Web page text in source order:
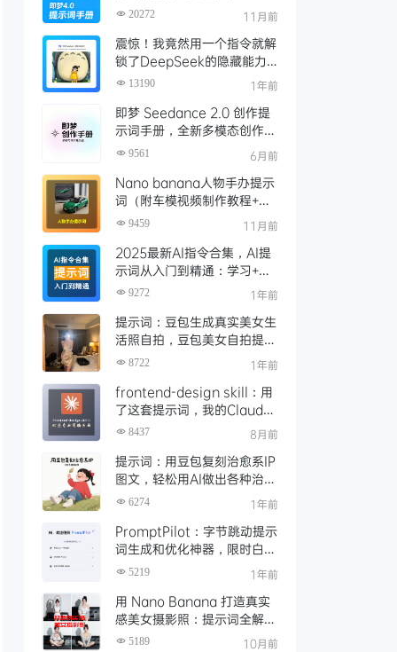
20272 11月前
震惊！我竟然用一个指令就解
锁了DeepSeek的隐藏能力
Ai绘画功能，吉卜力风格堪比
13190 1年前
即梦 Seedance 2.0 创作提
示词手册，全新多模态创作升
级 9561 6月前
Nano banana人物手办提示
词（附车模视频制作教程+网
址）9459 11月前
2025最新AI指令合集，AI提
示词从入门到精通：学习+工
具+实战，轻松搞定
9272 1年前
提示词：豆包生成真实美女生
活照自拍，豆包美女自拍提示
词生成器（附下载)
8722 1年前
frontend-design skill：用
了这套提示词，我的Claude
Skills 生成专业设计感前端页
8437 8月前
提示词：用豆包复刻治愈系IP
图文，轻松用AI做出各种治愈
系漫画插图
6274 1年前
PromptPilot：字节跳动提示
词生成和优化神器，限时白嫖
3个月
5219 1年前
用 Nano Banana 打造真实
感美女摄影照：提示词全解析
与实测效果
5189 10月前